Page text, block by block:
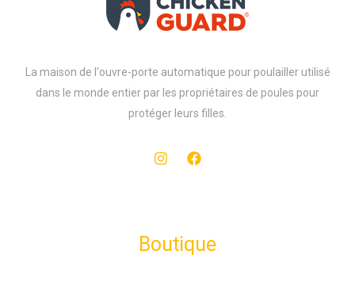
La maison de l'ouvre-porte automatique pour poulailler utilisé
dans le monde entier par les propriétaires de poules pour
protéger leurs filles.
Boutique